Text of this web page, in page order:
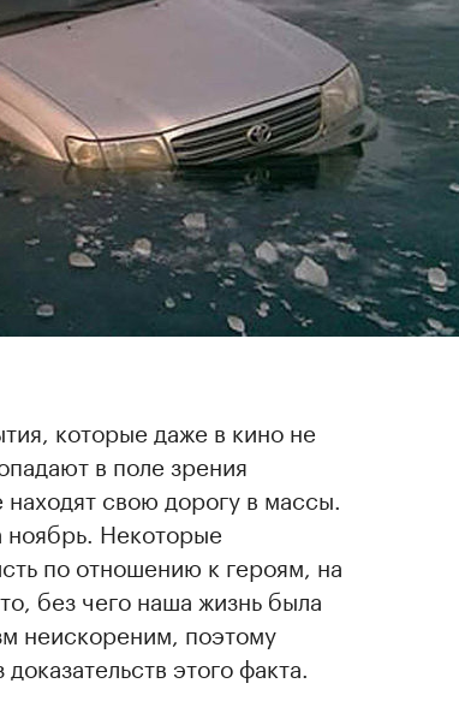
которые даже в кино не
в поле зрения
свою дорогу в массы.
ноябрь. Некоторые
по отношению к героям, на
без чего наша жизнь была
неискореним, поэтому
этого факта.